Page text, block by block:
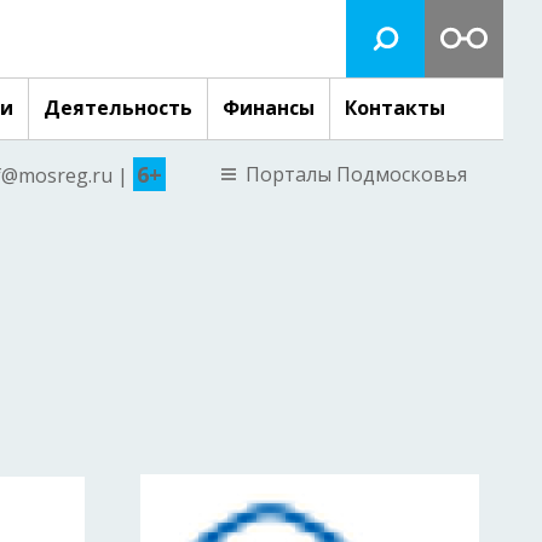
Деятельность Финансы Контакты
| 6+ Порталы Подмосковья